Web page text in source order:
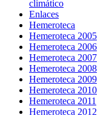
climático
Enlaces
Hemeroteca
Hemeroteca 2005
Hemeroteca 2006
Hemeroteca 2007
Hemeroteca 2008
Hemeroteca 2009
Hemeroteca 2010
Hemeroteca 2011
Hemeroteca 2012